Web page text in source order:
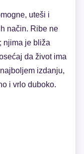
uteši i
način. Ribe ne
njima je bliža
da život ima
izdanju,
i vrlo duboko.